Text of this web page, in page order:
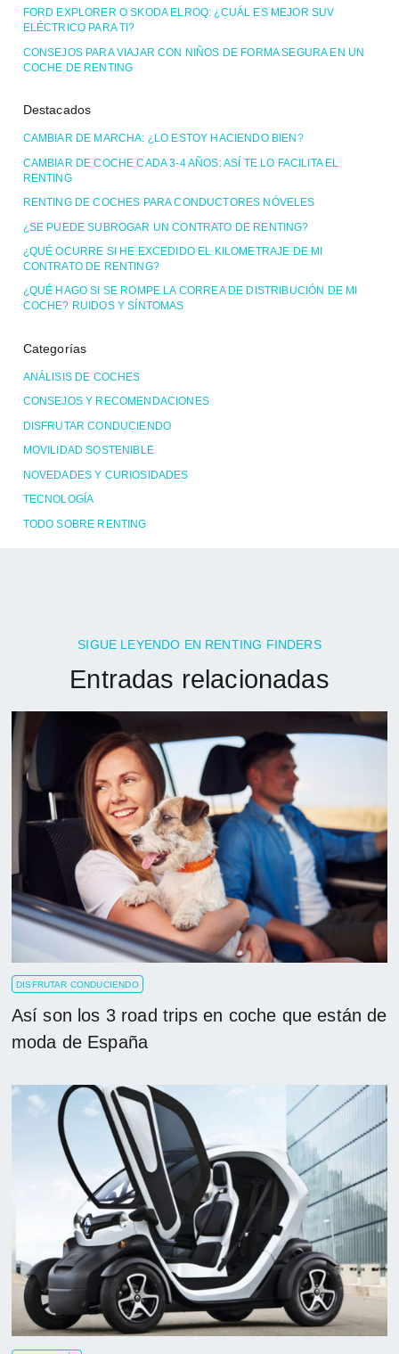
FORD EXPLORER O SKODA ELROQ: ¿CUÁL ES MEJOR SUV
ELÉCTRICO PARA TI?
CONSEJOS PARA VIAJAR CON NIÑOS DE FORMA SEGURA EN UN
COCHE DE RENTING
Destacados
CAMBIAR DE MARCHA: ¿LO ESTOY HACIENDO BIEN?
CAMBIAR DE COCHE CADA 3-4 AÑOS: ASÍ TE LO FACILITA EL
RENTING
RENTING DE COCHES PARA CONDUCTORES NÓVELES
¿SE PUEDE SUBROGAR UN CONTRATO DE RENTING?
¿QUÉ OCURRE SI HE EXCEDIDO EL KILOMETRAJE DE MI
CONTRATO DE RENTING?
¿QUÉ HAGO SI SE ROMPE LA CORREA DE DISTRIBUCIÓN DE MI
COCHE? RUIDOS Y SÍNTOMAS
Categorías
ANÁLISIS DE COCHES
CONSEJOS Y RECOMENDACIONES
DISFRUTAR CONDUCIENDO
MOVILIDAD SOSTENIBLE
NOVEDADES Y CURIOSIDADES
TECNOLOGÍA
TODO SOBRE RENTING
SIGUE LEYENDO EN RENTING FINDERS
Entradas relacionadas
DISFRUTAR CONDUCIENDO
Así son los 3 road trips en coche que están de
moda de España